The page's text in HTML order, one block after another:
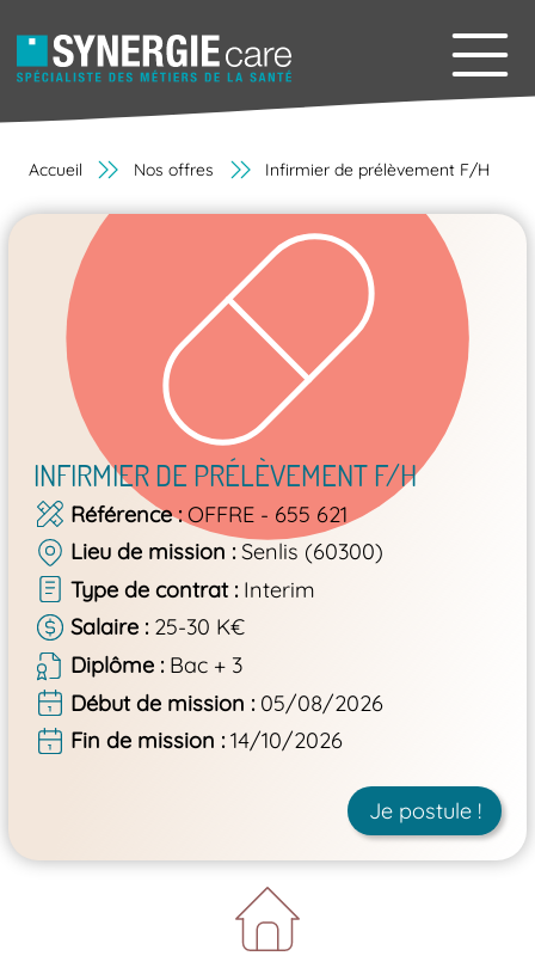
Accueil Nos offres Infirmier de prélèvement F/H
INFIRMIER DE PRÉLÈVEMENT F/H
Référence OFFRE - 655 621
Lieu de mission
Senlis (60300)
Type de contrat
Interim
Salaire
25-30 K€
Diplôme
Bac + 3
Début de mission
05/08/2026
Fin de mission
14/10/2026
Je postule !